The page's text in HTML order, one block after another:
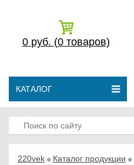
0 руб. (0 товаров)
КАТАЛОГ
220vek Каталог продукции